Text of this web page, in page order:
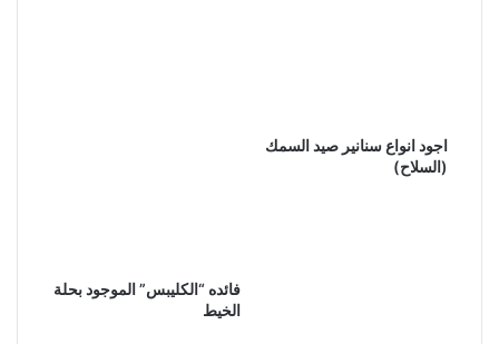
فائده “الكليبس” الموجود بحلة
الخيط
اجود انواع سنانير صيد السمك
(السلاح)